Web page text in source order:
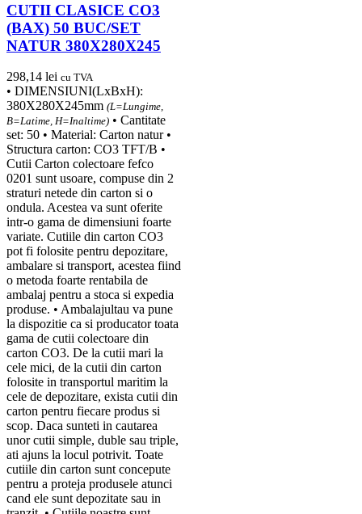
CUTII CLASICE CO3
(BAX) 50 BUC/SET
NATUR 380X280X245
298,14 lei cu TVA
• DIMENSIUNI(LxBxH):
380X280X245mm (L=Lungime,
B=Latime, H=Inaltime) • Cantitate
set: 50 • Material: Carton natur •
Structura carton: CO3 TFT/B •
Cutii Carton colectoare fefco
0201 sunt usoare, compuse din 2
straturi netede din carton si o
ondula. Acestea va sunt oferite
intr-o gama de dimensiuni foarte
variate. Cutiile din carton CO3
pot fi folosite pentru depozitare,
ambalare si transport, acestea fiind
o metoda foarte rentabila de
ambalaj pentru a stoca si expedia
produse. • Ambalajultau va pune
la dispozitie ca si producator toata
gama de cutii colectoare din
carton CO3. De la cutii mari la
cele mici, de la cutii din carton
folosite in transportul maritim la
cele de depozitare, exista cutii din
carton pentru fiecare produs si
scop. Daca sunteti in cautarea
unor cutii simple, duble sau triple,
ati ajuns la locul potrivit. Toate
cutiile din carton sunt concepute
pentru a proteja produsele atunci
cand ele sunt depozitate sau in